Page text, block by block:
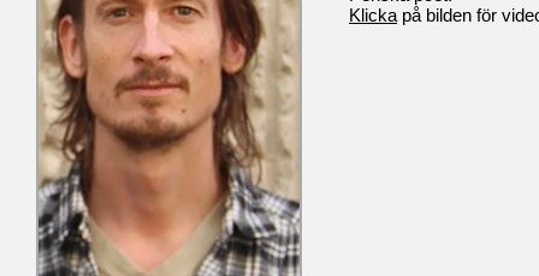
Klicka på bilden för